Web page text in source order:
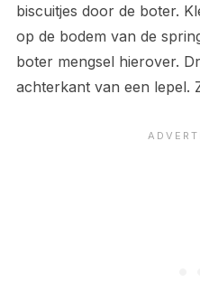
biscuitjes door de boter.
op de bodem van de
boter mengsel hierover.
achterkant van een lepel.